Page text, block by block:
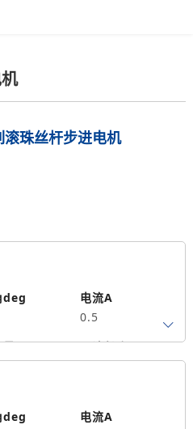
滚珠丝杆步进电机
deg
电流A
0.5
量
马达长度mm
0.015
deg
电流A